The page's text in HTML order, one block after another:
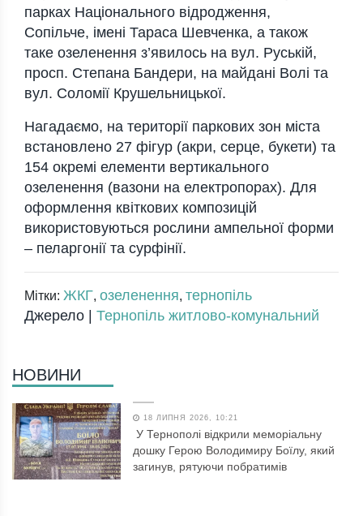
парках Національного відродження,
Сопільче, імені Тараса Шевченка, а також
таке озеленення з’явилось на вул. Руській,
просп. Степана Бандери, на майдані Волі та
вул. Соломії Крушельницької.
Нагадаємо, на території паркових зон міста
встановлено 27 фігур (акри, серце, букети) та
154 окремі елементи вертикального
озеленення (вазони на електропорах). Для
оформлення квіткових композицій
використовуються рослини ампельної форми
– пеларгонії та сурфінії.
Мітки: ЖКГ, озеленення, тернопіль
Джерело | Тернопіль житлово-комунальний
НОВИНИ
18 ЛИПНЯ 2026, 10:21
У Тернополі відкрили меморіальну
дошку Герою Володимиру Боїлу, який
загинув, рятуючи побратимів